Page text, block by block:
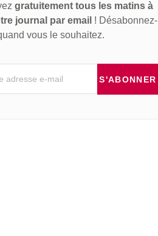
gratuitement tous les matins à
journal par email ! Désabonnez-
vous le souhaitez.
S'ABONNER